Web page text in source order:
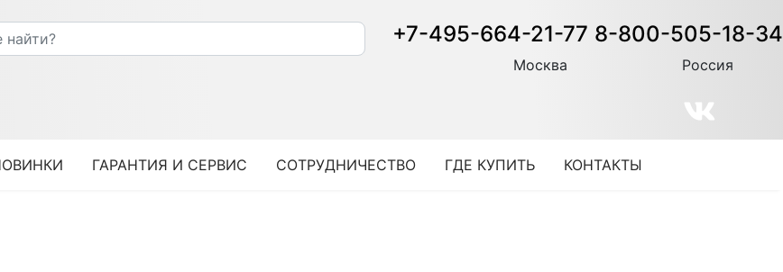
+7-495-664-21-77
Москва
8-800-505-18-34
Россия
ГАРАНТИЯ И СЕРВИС СОТРУДНИЧЕСТВО ГДЕ КУПИТЬ КОНТАКТЫ